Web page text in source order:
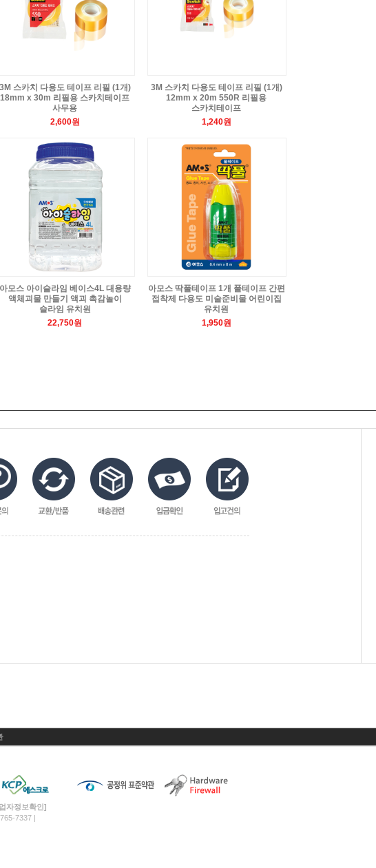
3M 스카치 다용도 테이프 리필 (1개)
18mm x 30m 리필용 스카치테이프
사무용
2,600원
3M 스카치 다용도 테이프 리필 (1개)
12mm x 20m 550R 리필용
스카치테이프
1,240원
아모스 아이슬라임 베이스4L 대용량
액체괴물 만들기 액괴 촉감놀이
슬라임 유치원
22,750원
아모스 딱풀테이프 1개 풀테이프 간편
접착제 다용도 미술준비물 어린이집
유치원
1,950원
자정보확인]
7337 |